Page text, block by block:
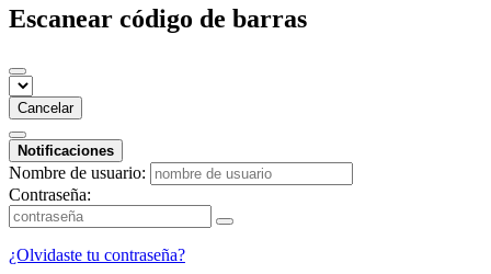
Escanear código de barras
Cancelar
Notificaciones
Nombre de usuario:
Contraseña:
¿Olvidaste tu contraseña?